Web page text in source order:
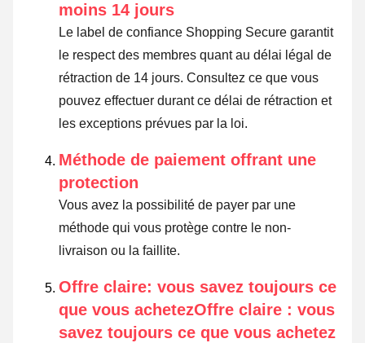
moins 14 jours
Le label de confiance Shopping Secure garantit
le respect des membres quant au délai légal de
rétraction de 14 jours. Consultez ce que vous
pouvez effectuer durant ce délai de rétraction et
les exceptions prévues par la loi.
Méthode de paiement offrant une
protection
Vous avez la possibilité de payer par une
méthode qui vous protège contre le non-
livraison ou la faillite.
Offre claire: vous savez toujours ce
que vous achetezOffre claire : vous
savez toujours ce que vous achetez